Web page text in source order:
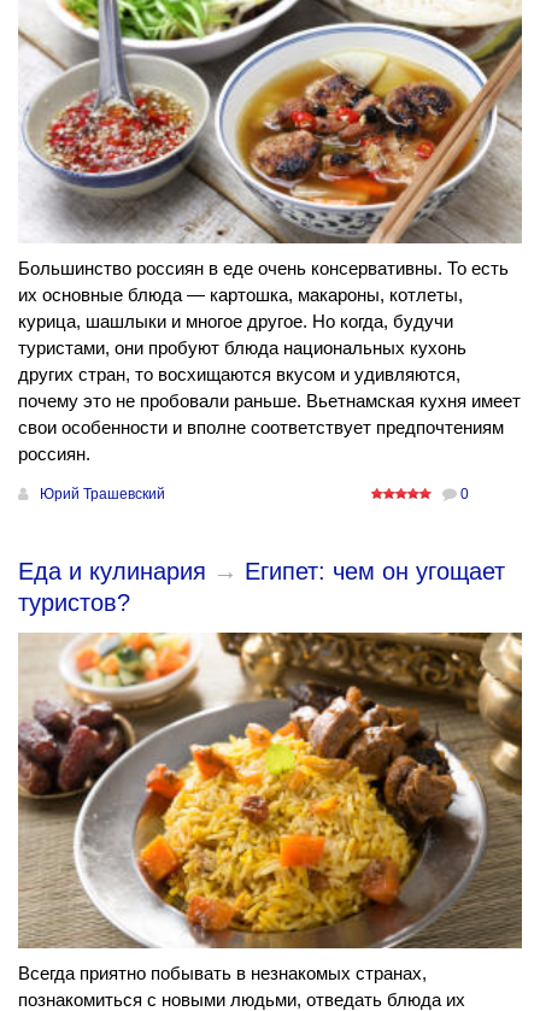
Большинство россиян в еде очень консервативны. То есть
их основные блюда — картошка, макароны, котлеты,
курица, шашлыки и многое другое. Но когда, будучи
туристами, они пробуют блюда национальных кухонь
других стран, то восхищаются вкусом и удивляются,
почему это не пробовали раньше. Вьетнамская кухня имеет
свои особенности и вполне соответствует предпочтениям
россиян.
Юрий Трашевский 0
Еда и кулинария → Египет: чем он угощает
туристов?
Всегда приятно побывать в незнакомых странах,
познакомиться с новыми людьми, отведать блюда их